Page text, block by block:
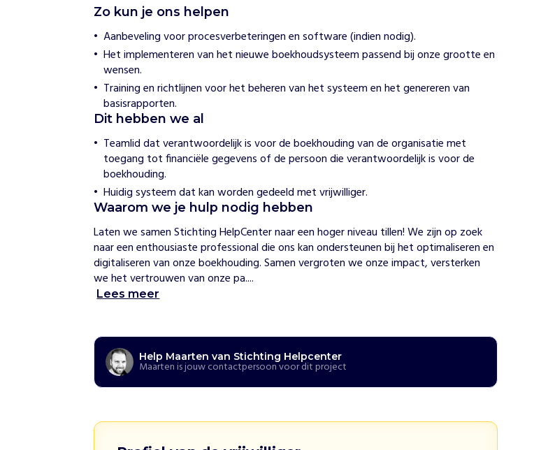
t
c
h
t
n
g
H
l
p
c
e
n
t
e
r
H
o
e
j
e
l
S
Zo kun je ons helpen
Aanbeveling voor procesverbeteringen en software (indien nodig).
Het implementeren van het nieuwe boekhoudsysteem passend bij onze grootte en
wensen.
Training en richtlijnen voor het beheren van het systeem en het genereren van
basisrapporten.
Dit hebben we al
Teamlid dat verantwoordelijk is voor de boekhouding van de organisatie met
toegang tot financiële gegevens of de persoon die verantwoordelijk is voor de
boekhouding.
Huidig systeem dat kan worden gedeeld met vrijwilliger.
Waarom we je hulp nodig hebben
Laten we samen Stichting HelpCenter naar een hoger niveau tillen! We zijn op zoek
naar een enthousiaste professional die ons kan ondersteunen bij het optimaliseren en
digitaliseren van onze boekhouding. Samen vergroten we onze impact, versterken
we het vertrouwen van onze pa....
Lees meer
Help Maarten van Stichting Helpcenter
Maarten is jouw contactpersoon voor dit project